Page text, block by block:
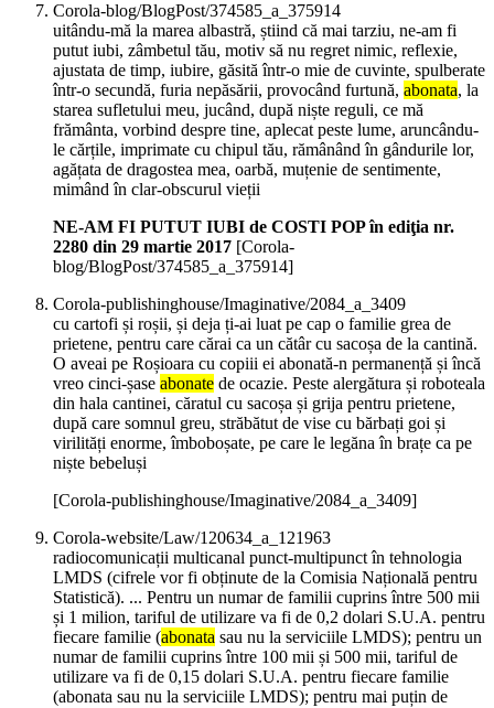
Corola-blog/BlogPost/374585_a_375914
uitându-mă la marea albastră, știind că mai tarziu, ne-am fi
putut iubi, zâmbetul tău, motiv să nu regret nimic, reflexie,
ajustata de timp, iubire, găsită într-o mie de cuvinte, spulberate
într-o secundă, furia nepăsării, provocând furtună, abonata, la
starea sufletului meu, jucând, după niște reguli, ce mă
frământa, vorbind despre tine, aplecat peste lume, aruncându-
le cărțile, imprimate cu chipul tău, rămânând în gândurile lor,
agățata de dragostea mea, oarbă, muțenie de sentimente,
mimând în clar-obscurul vieții
NE-AM FI PUTUT IUBI de COSTI POP în ediţia nr.
2280 din 29 martie 2017 [Corola-
blog/BlogPost/374585_a_375914]
Corola-publishinghouse/Imaginative/2084_a_3409
cu cartofi și roșii, și deja ți-ai luat pe cap o familie grea de
prietene, pentru care cărai ca un cătâr cu sacoșa de la cantină.
O aveai pe Roșioara cu copiii ei abonată-n permanență și încă
vreo cinci-șase abonate de ocazie. Peste alergătura și roboteala
din hala cantinei, căratul cu sacoșa și grija pentru prietene,
după care somnul greu, străbătut de vise cu bărbați goi și
virilități enorme, îmboboșate, pe care le legăna în brațe ca pe
niște bebeluși
[Corola-publishinghouse/Imaginative/2084_a_3409]
Corola-website/Law/120634_a_121963
radiocomunicații multicanal punct-multipunct în tehnologia
LMDS (cifrele vor fi obținute de la Comisia Națională pentru
Statistică). ... Pentru un numar de familii cuprins între 500 mii
și 1 milion, tariful de utilizare va fi de 0,2 dolari S.U.A. pentru
fiecare familie (abonata sau nu la serviciile LMDS); pentru un
numar de familii cuprins între 100 mii și 500 mii, tariful de
utilizare va fi de 0,15 dolari S.U.A. pentru fiecare familie
(abonata sau nu la serviciile LMDS); pentru mai puțin de